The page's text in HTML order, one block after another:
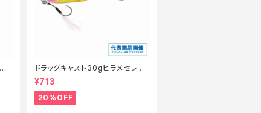
ドラッグキャスト30gヒラメセレク
ション【特価ルアー】【20】
¥713
20%OFF